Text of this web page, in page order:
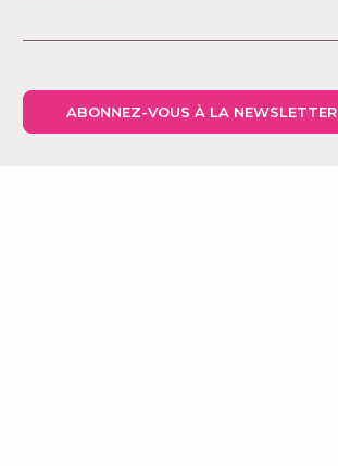
ABONNEZ-VOUS À LA NEWSLETTER